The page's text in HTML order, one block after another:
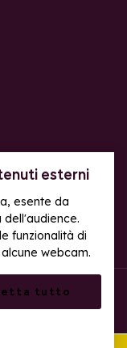
esterni
esente da
dell'audience.
funzionalità di
webcam.
tutto